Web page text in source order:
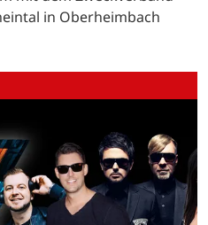
in Oberheimbach